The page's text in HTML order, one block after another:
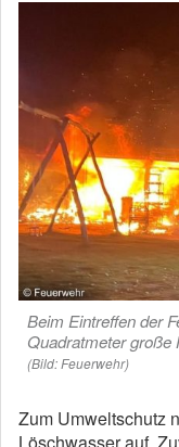
Beim Eintreffen der
Quadratmeter große
(Bild: Feuerwehr)
Zum Umweltschutz